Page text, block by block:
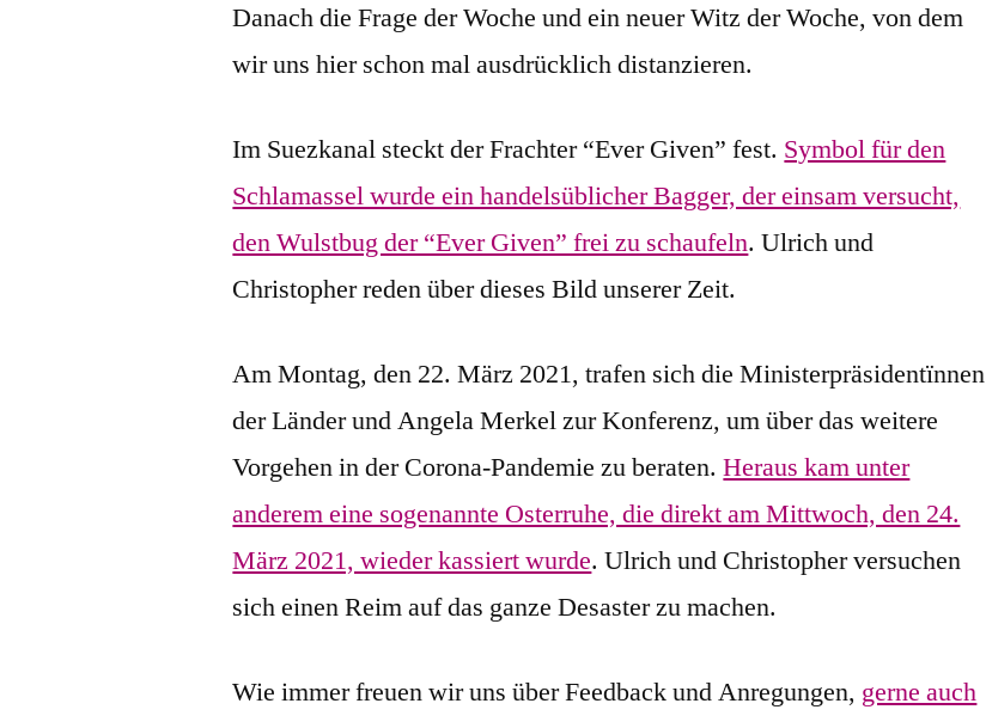
Danach die Frage der Woche und ein neuer Witz der Woche, von dem
wir uns hier schon mal ausdrücklich distanzieren.
Im Suezkanal steckt der Frachter “Ever Given” fest. Symbol für den
Schlamassel wurde ein handelsüblicher Bagger, der einsam versucht,
den Wulstbug der “Ever Given” frei zu schaufeln. Ulrich und
Christopher reden über dieses Bild unserer Zeit.
Am Montag, den 22. März 2021, trafen sich die Ministerpräsidentïnnen
der Länder und Angela Merkel zur Konferenz, um über das weitere
Vorgehen in der Corona-Pandemie zu beraten.Heraus kam unter
anderem eine sogenannte Osterruhe, die direkt am Mittwoch, den 24.
März 2021, wieder kassiert wurde. Ulrich und Christopher versuchen
sich einen Reim auf das ganze Desaster zu machen.
Wie immer freuen wir uns über Feedback und Anregungen, gerne auch